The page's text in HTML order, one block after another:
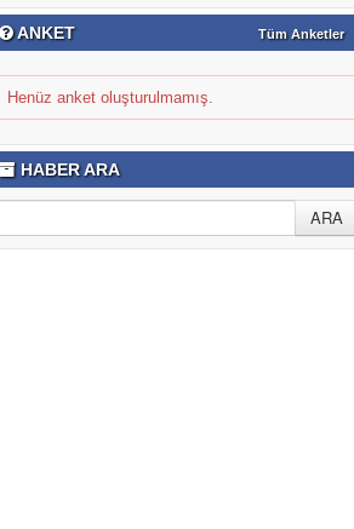
ANKET Tüm Anketler
Henüz anket oluşturulmamış.
HABER ARA